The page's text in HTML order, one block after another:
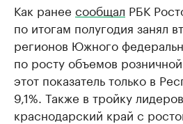
Как ранее сообщал РБК
по итогам полугодия занял
регионов Южного
по росту объемов
этот показатель только в
9,1%. Также в тройку
краснодарский край с